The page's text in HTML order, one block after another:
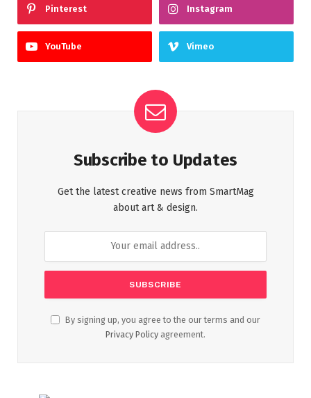
Pinterest Instagram
YouTube Vimeo
Subscribe to Updates
Get the latest creative news from SmartMag
about art & design.
By signing up, you agree to the our terms and our
Privacy Policy agreement.